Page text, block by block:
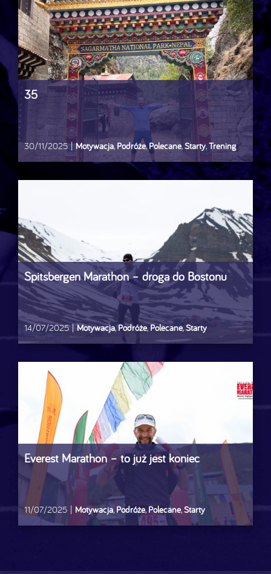
35
30/11/2025 | Motywacja, Podróże,Polecane,Starty,Trening
Spitsbergen Marathon – droga do Bostonu
14/07/2025 | Motywacja,Podróże,Polecane,Starty
Everest Marathon – to już jest koniec
11/07/2025 | Motywacja, Podróże,Polecane,Starty